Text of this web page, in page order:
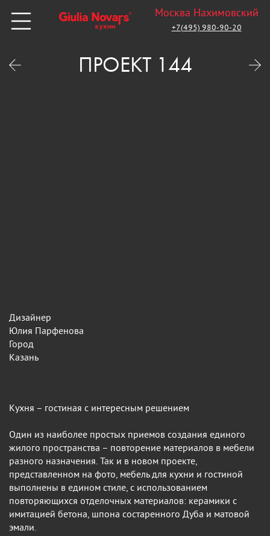
Москва Нахимовский
+7(495) 980-90-20
ПРОЕКТ 144
Дизайнер
Юлия Парфенова
Город
Казань
Кухня – гостиная с интересным решением
Один из наиболее простых приемов создания единого
жилого пространства – повторение материалов в мебели
разного назначения. Так и в новом проекте,
представленном на фото, мебель для кухни и гостиной
выполнены в едином стиле, с использованием
повторяющихся отделочных материалов: керамики с
имитацией бетона, шпона состаренного Дуба и матовой
эмали.